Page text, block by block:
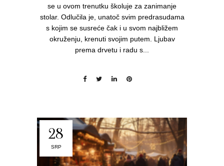
se u ovom trenutku školuje za zanimanje
stolar. Odlučila je, unatoč svim predrasudama
s kojim se susreće čak i u svom najbližem
okruženju, krenuti svojim putem. Ljubav
prema drvetu i radu s...
28
SRP